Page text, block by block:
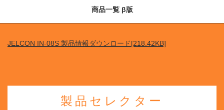
商品一覧 β版
JELCON IN-08S 製品情報ダウンロード[218.42KB]
製品セレクター